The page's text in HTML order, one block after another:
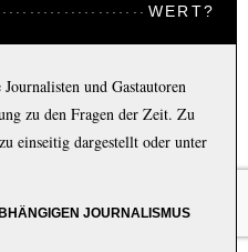
WERT?
und Gastautoren
zu den Fragen der Zeit. Zu
einseitig dargestellt oder unter
JOURNALISMUS